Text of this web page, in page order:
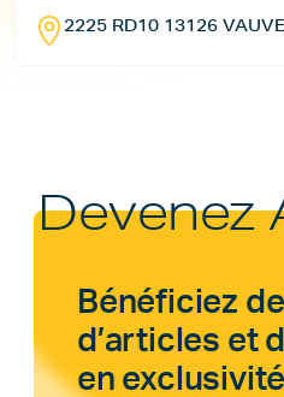
2225 RD10 13126
Devenez
Bénéficiez
d’articles et
en